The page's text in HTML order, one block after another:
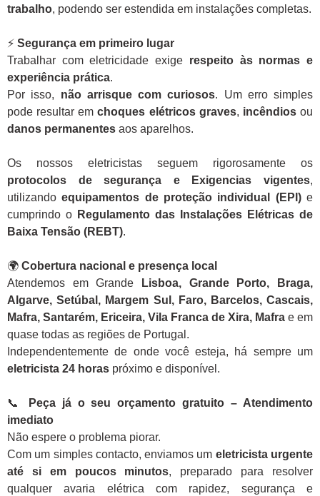
trabalho, podendo ser estendida em instalações completas.
⚡ Segurança em primeiro lugar
Trabalhar com eletricidade exige respeito às normas e
experiência prática.
Por isso, não arrisque com curiosos. Um erro simples
pode resultar emchoques elétricos graves, incêndiosou
danos permanentes aos aparelhos.
Os nossos eletricistas seguem rigorosamente os
protocolos de segurança e Exigencias vigentes,
utilizandoequipamentos de proteção individual (EPI)e
cumprindo o Regulamento das Instalações Elétricas de
Baixa Tensão (REBT).
🌍 Cobertura nacional e presença local
Atendemos em Grande
Lisboa, Grande Porto, Braga,
Algarve, Setúbal, Margem Sul, Faro, Barcelos, Cascais,
Mafra, Santarém, Ericeira, Vila Franca de Xira, Mafra e em
quase todas as regiões de Portugal.
Independentemente de onde você esteja, há sempre um
eletricista 24 horas próximo e disponível.
📞
Peça já o seu orçamento gratuito – Atendimento
imediato
Não espere o problema piorar.
Com um simples contacto, enviamos um eletricista urgente
até si em poucos minutos, preparado para resolver
qualquer avaria elétrica com rapidez, segurança e